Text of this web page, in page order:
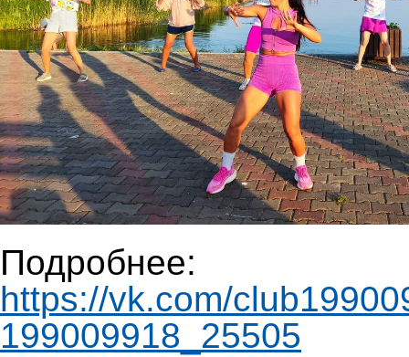
Подробнее:
https://vk.com/
199009918_25505